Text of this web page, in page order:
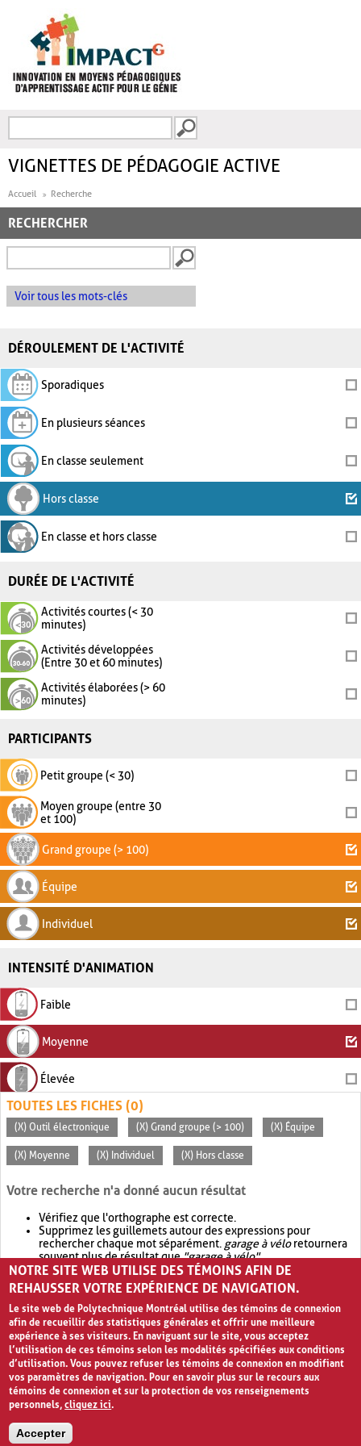
FORMULAIRE DE
VIGNETTES DE PÉDAGOGIE ACTIVE
Accueil Recherche
RECHERCHER
Voir tous les mots-clés
DÉROULEMENT DE L'ACTIVITÉ
Sporadiques
En plusieurs séances
En classe seulement
Hors classe
En classe et hors classe
DURÉE DE L'ACTIVITÉ
Activités courtes (< 30
minutes)
Activités développées
(Entre 30 et 60 minutes)
Activités élaborées (> 60
minutes)
PARTICIPANTS
Petit groupe (< 30)
Moyen groupe (entre 30
et 100)
Grand groupe (> 100)
Équipe
Individuel
INTENSITÉ D'ANIMATION
Faible
Moyenne
Élevée
TOUTES LES FICHES (0)
(X) Outil électronique (X) Grand groupe (> 100) (X) Équipe
(X) Moyenne (X) Individuel (X) Hors classe
Votre recherche n'a donné aucun résultat
Vérifiez que l'orthographe est correcte.
Supprimez les guillemets autour des expressions pour
rechercher chaque mot séparément. garage à véloretournera
souvent plus de résultat que"garage à vélo".
Envisagez d'élargir votre recherche avec OR.garage OR vélo
retournera souvent plus de résultat quegarage à vélo
NOTRE SITE WEB UTILISE DES TÉMOINS AFIN DE
REHAUSSER VOTRE EXPÉRIENCE DE NAVIGATION.
Le site web de Polytechnique Montréal utilise des témoins de connexion
afin de recueillir des statistiques générales et offrir une meilleure
expérience à ses visiteurs. En naviguant sur le site, vous acceptez
l’utilisation de ces témoins selon les modalités spécifiées aux conditions
d’utilisation. Vous pouvez refuser les témoins de connexion en modifiant
vos paramètres de navigation. Pour en savoir plus sur le recours aux
témoins de connexion et sur la protection de vos renseignements
personnels,cliquez ici.
Accepter